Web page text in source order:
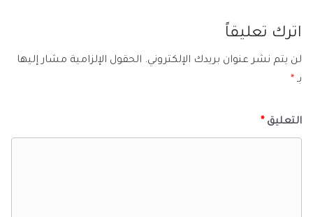
اترك تعليقاً
لن يتم نشر عنوان بريدك الإلكتروني. الحقول الإلزامية مشار إليها
بـ *
التعليق *